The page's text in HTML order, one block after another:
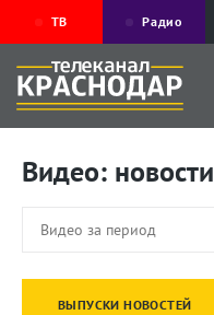
ТВ Радио
Видео: новости
ВЫПУСКИ НОВОСТЕЙ